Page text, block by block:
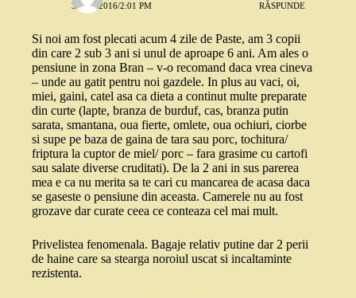
3 MAI 2016/2:01 PM RĂSPUNDE
Si noi am fost plecati acum 4 zile de Paste, am 3 copii
din care 2 sub 3 ani si unul de aproape 6 ani. Am ales o
pensiune in zona Bran – v-o recomand daca vrea cineva
– unde au gatit pentru noi gazdele. In plus au vaci, oi,
miei, gaini, catel asa ca dieta a continut multe preparate
din curte (lapte, branza de burduf, cas, branza putin
sarata, smantana, oua fierte, omlete, oua ochiuri, ciorbe
si supe pe baza de gaina de tara sau porc, tochitura/
friptura la cuptor de miel/ porc – fara grasime cu cartofi
sau salate diverse cruditati). De la 2 ani in sus parerea
mea e ca nu merita sa te cari cu mancarea de acasa daca
se gaseste o pensiune din aceasta. Camerele nu au fost
grozave dar curate ceea ce conteaza cel mai mult.
Privelistea fenomenala. Bagaje relativ putine dar 2 perii
de haine care sa stearga noroiul uscat si incaltaminte
rezistenta.